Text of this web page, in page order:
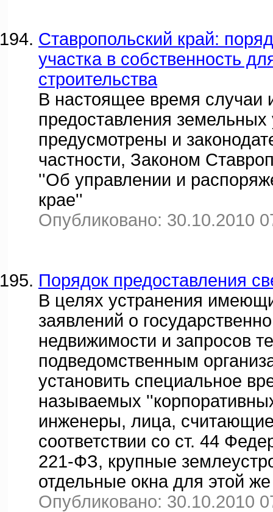
Ставропольский край:
участка в собственность
строительства
В настоящее время случаи
предоставления земельных
предусмотрены и
частности, Законом
''Об управлении и
крае''
Опубликовано: 30.10.2010
Порядок предоставления
В целях устранения
заявлений о
недвижимости и запросов
подведомственным
установить специальное
называемых
инженеры, лица,
соответствии со ст. 44
221-ФЗ, крупные
отдельные окна для этой
Опубликовано: 30.10.2010